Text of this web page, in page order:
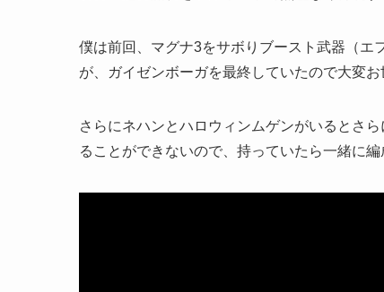
僕は前回、マグナ3をサボりブースト武器（エ
が、ガイゼンボーガを最終していたので大変お
さらにネハンとハロウィンムゲンがいるとさ
ることができないので、持っていたら一緒に編